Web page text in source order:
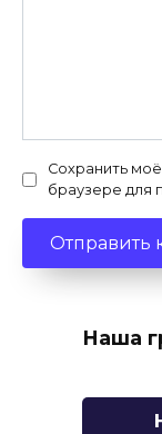
Сохранить
браузере для
Наша